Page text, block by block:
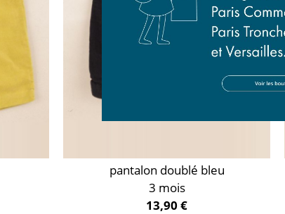
pantalon doublé bleu
3 mois
13,90 €